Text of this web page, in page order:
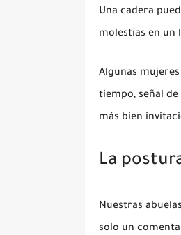
Una cadera
molestias en un
Algunas
tiempo, señal
más bien
La
Nuestras
solo un